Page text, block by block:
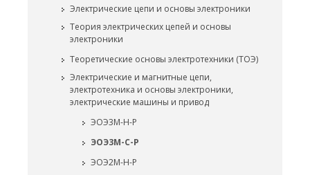
Электрические цепи и основы электроники
Теория электрических цепей и основы
электроники
Теоретические основы электротехники (ТОЭ)
Электрические и магнитные цепи,
электротехника и основы электроники,
электрические машины и привод
ЭОЭ3М-Н-Р
ЭОЭ3М-С-Р
ЭОЭ2М-Н-Р